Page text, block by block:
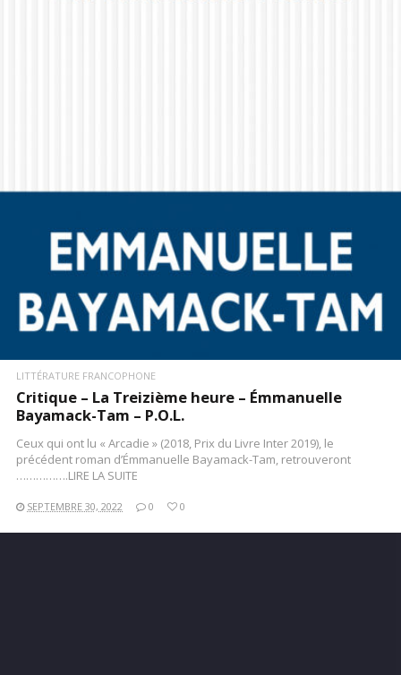
LITTÉRATURE FRANCOPHONE
Critique – La Treizième heure – Émmanuelle
Bayamack-Tam – P.O.L.
Ceux qui ont lu « Arcadie » (2018, Prix du Livre Inter 2019), le
précédent roman d’Émmanuelle Bayamack-Tam, retrouveront
…………….LIRE LA SUITE
SEPTEMBRE 30, 2022 0 0